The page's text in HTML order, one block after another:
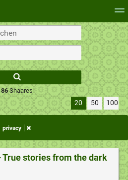
RSS Feed Einloggen
86Shaares
20 50 100
privacy
stories from the dark